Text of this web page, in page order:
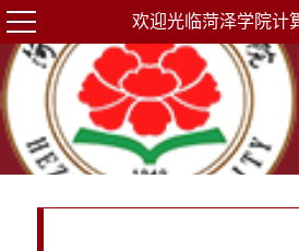
欢迎光临菏泽学院计